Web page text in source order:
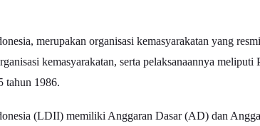
merupakan organisasi kemasyarakatan yang
kemasyarakatan, serta pelaksanaannya meliputi
tahun 1986.
(LDII) memiliki Anggaran Dasar (AD) dan